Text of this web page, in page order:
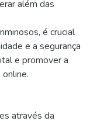
além das
é crucial
e a segurança
e promover a
através da